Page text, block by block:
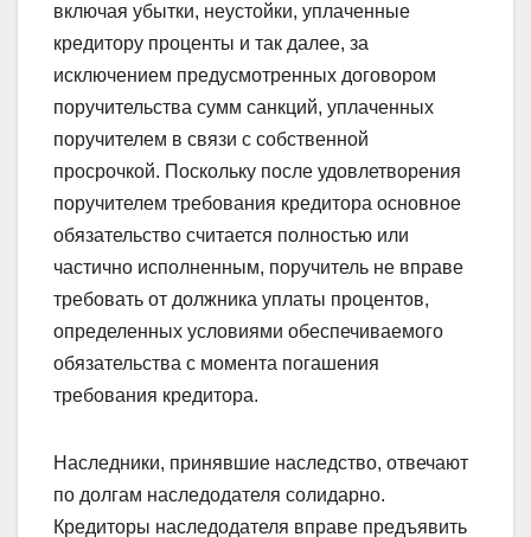
включая убытки, неустойки, уплаченные
кредитору проценты и так далее, за
исключением предусмотренных договором
поручительства сумм санкций, уплаченных
поручителем в связи с собственной
просрочкой. Поскольку после удовлетворения
поручителем требования кредитора основное
обязательство считается полностью или
частично исполненным, поручитель не вправе
требовать от должника уплаты процентов,
определенных условиями обеспечиваемого
обязательства с момента погашения
требования кредитора.
Наследники, принявшие наследство, отвечают
по долгам наследодателя солидарно.
Кредиторы наследодателя вправе предъявить